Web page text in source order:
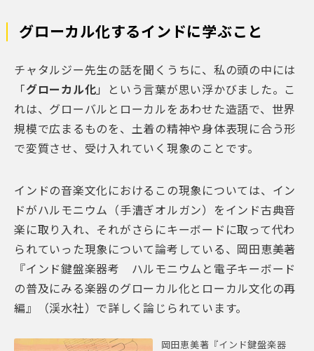
グローカル化するインドに学ぶこと
チャタルジー先生の話を聞くうちに、私の頭の中には
「グローカル化 」という言葉が思い浮かびました。こ
れは、グローバルとローカルをあわせた造語で、世界
規模で広まるものを、土着の精神や身体表現に合う形
で変質させ、受け入れていく現象のことです。
インドの音楽文化におけるこの現象については、イン
ドがハルモニウム（手漕ぎオルガン）をインド古典音
楽に取り入れ、それがさらにキーボードに取って代わ
られていった現象について論考している、岡田恵美著
『インド鍵盤楽器考 ハルモニウムと電子キーボード
の普及にみる楽器のグローカル化とローカル文化の再
編』（渓水社）で詳しく論じられています。
岡田恵美著『インド鍵盤楽器